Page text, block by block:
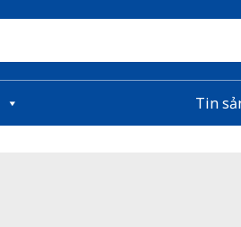
Tin